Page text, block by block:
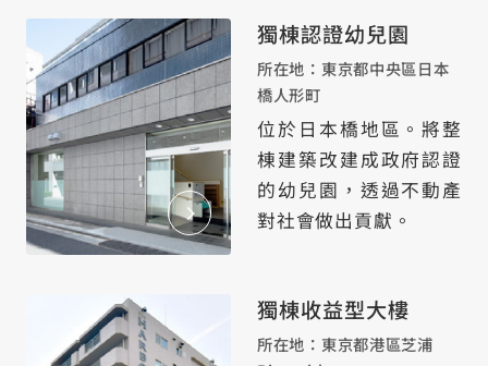
獨棟認證幼兒園
所在地：東京都中央區日本
橋人形町
位於日本橋地區。將整
棟建築改建成政府認證
的幼兒園，透過不動產
對社會做出貢獻。
獨棟收益型大樓
所在地：東京都港區芝浦